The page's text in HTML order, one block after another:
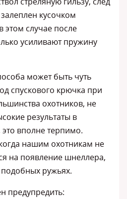
кусочком
этом случае после
усиливают пружину
может быть чуть
спускового крючка при
охотников, не
результаты в
это вполне терпимо.
нашим охотникам не
на появление шнеллера,
ружьях.
предупредить: